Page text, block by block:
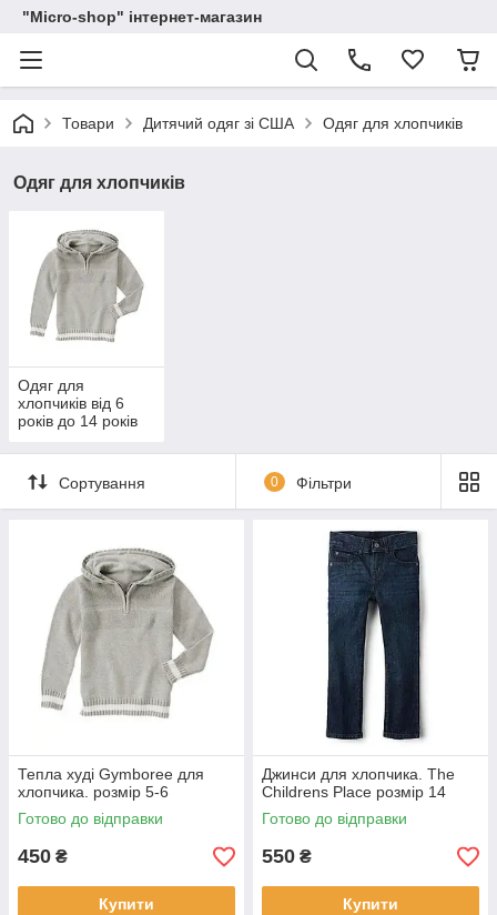
"Micro-shop" інтернет-магазин
Товари Дитячий одяг зі США Одяг для хлопчиків
Одяг для хлопчиків
Одяг для
хлопчиків від 6
років до 14 років
Сортування 0 Фільтри
Тепла худі Gymboree для
хлопчика. розмір 5-6
Готово до відправки
450 ₴
Купити
Джинси для хлопчика. The
Childrens Place розмір 14
Готово до відправки
550 ₴
Купити